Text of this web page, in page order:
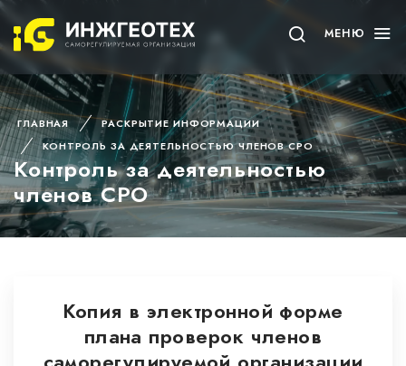
МЕНЮ
ГЛАВНАЯ
РАСКРЫТИЕ ИНФОРМАЦИИ
КОНТРОЛЬ ЗА ДЕЯТЕЛЬНОСТЬЮ ЧЛЕНОВ СРО
Контроль за деятельностью
членов СРО
Копия в электронной форме
плана проверок членов